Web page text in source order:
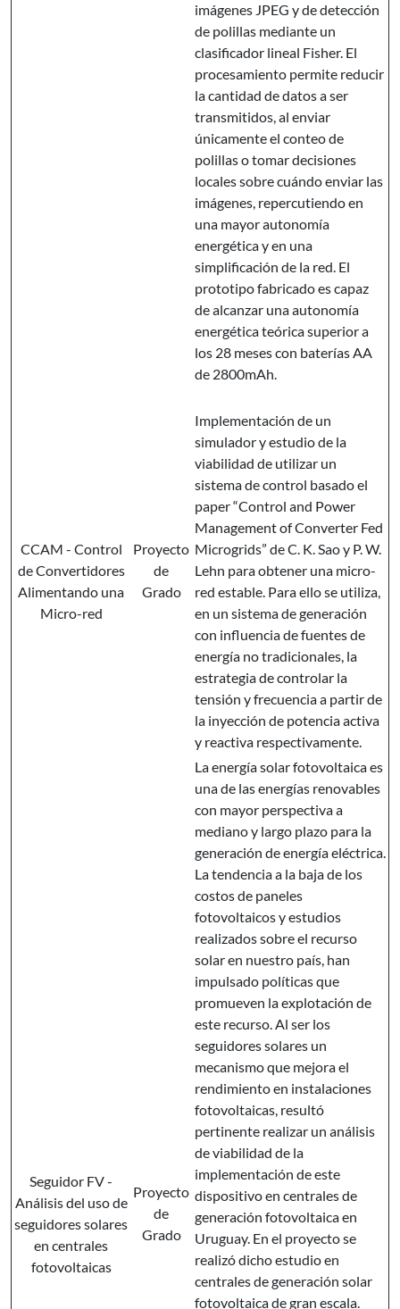
imágenes JPEG y de detección
de polillas mediante un
clasificador lineal Fisher. El
procesamiento permite reducir
la cantidad de datos a ser
transmitidos, al enviar
únicamente el conteo de
polillas o tomar decisiones
locales sobre cuándo enviar las
imágenes, repercutiendo en
una mayor autonomía
energética y en una
simplificación de la red. El
prototipo fabricado es capaz
de alcanzar una autonomía
energética teórica superior a
los 28 meses con baterías AA
de 2800mAh.
CCAM - Control
de Convertidores
Alimentando una
Micro-red
Proyecto
de
Grado
Implementación de un
simulador y estudio de la
viabilidad de utilizar un
sistema de control basado el
paper “Control and Power
Management of Converter Fed
Microgrids” de C. K. Sao y P. W.
Lehn para obtener una micro-
red estable. Para ello se utiliza,
en un sistema de generación
con influencia de fuentes de
energía no tradicionales, la
estrategia de controlar la
tensión y frecuencia a partir de
la inyección de potencia activa
y reactiva respectivamente.
Seguidor FV -
Análisis del uso de
seguidores solares
en centrales
fotovoltaicas
Proyecto
de
Grado
La energía solar fotovoltaica es
una de las energías renovables
con mayor perspectiva a
mediano y largo plazo para la
generación de energía eléctrica.
La tendencia a la baja de los
costos de paneles
fotovoltaicos y estudios
realizados sobre el recurso
solar en nuestro país, han
impulsado políticas que
promueven la explotación de
este recurso. Al ser los
seguidores solares un
mecanismo que mejora el
rendimiento en instalaciones
fotovoltaicas, resultó
pertinente realizar un análisis
de viabilidad de la
implementación de este
dispositivo en centrales de
generación fotovoltaica en
Uruguay. En el proyecto se
realizó dicho estudio en
centrales de generación solar
fotovoltaica de gran escala.